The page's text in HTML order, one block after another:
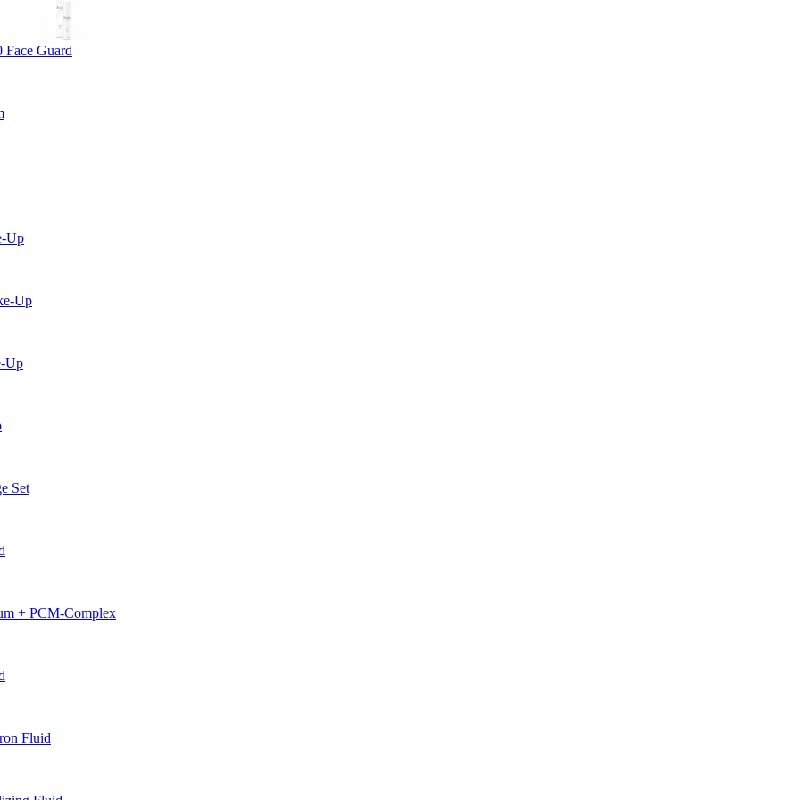
Guard
Up
Up
Up
Set
+ PCM-Complex
Fluid